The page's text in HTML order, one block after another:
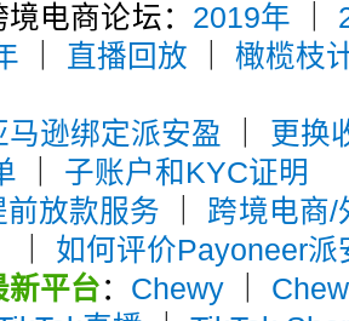
论坛： 2019年
直播回放 ｜橄榄枝
马逊绑定派安盈
更换
子账户和KYC证明
前放款服务
跨境电商/
｜ 如何评价Payoneer派
新平台： Chewy｜